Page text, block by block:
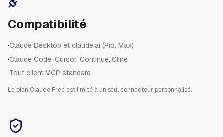
Compatibilité
·Claude Desktop et claude.ai (Pro, Max)
·Claude Code, Cursor, Continue, Cline
·Tout client MCP standard
Le plan Claude Free est limité à un seul connecteur personnalisé.